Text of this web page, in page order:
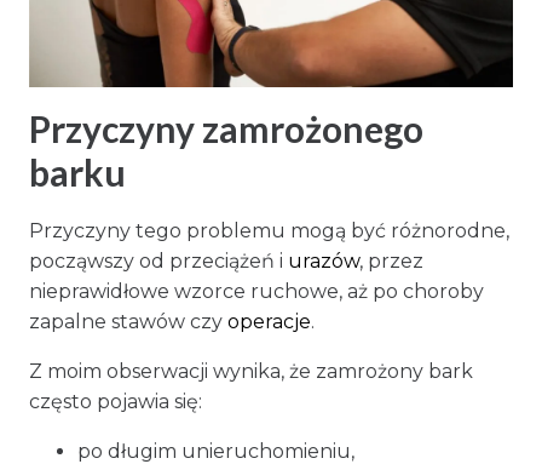
Przyczyny zamrożonego
barku
Przyczyny tego problemu mogą być różnorodne,
począwszy od przeciążeń i urazów, przez
nieprawidłowe wzorce ruchowe, aż po choroby
zapalne stawów czy operacje.
Z moim obserwacji wynika, że zamrożony bark
często pojawia się:
po długim unieruchomieniu,